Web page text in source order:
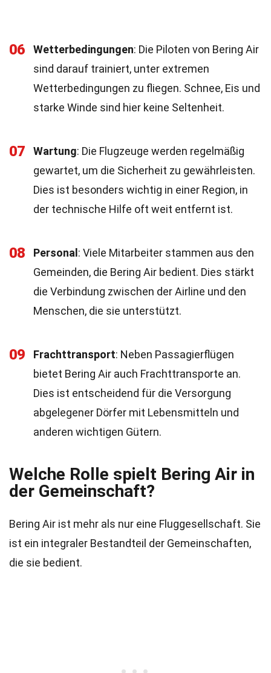
06 Wetterbedingungen: Die Piloten von Bering Air
sind darauf trainiert, unter extremen
Wetterbedingungen zu fliegen. Schnee, Eis und
starke Winde sind hier keine Seltenheit.
07 Wartung: Die Flugzeuge werden regelmäßig
gewartet, um die Sicherheit zu gewährleisten.
Dies ist besonders wichtig in einer Region, in
der technische Hilfe oft weit entfernt ist.
08 Personal : Viele Mitarbeiter stammen aus den
Gemeinden, die Bering Air bedient. Dies stärkt
die Verbindung zwischen der Airline und den
Menschen, die sie unterstützt.
09 Frachttransport: Neben Passagierflügen
bietet Bering Air auch Frachttransporte an.
Dies ist entscheidend für die Versorgung
abgelegener Dörfer mit Lebensmitteln und
anderen wichtigen Gütern.
Welche Rolle spielt Bering Air in
der Gemeinschaft?
Bering Air ist mehr als nur eine Fluggesellschaft. Sie
ist ein integraler Bestandteil der Gemeinschaften,
die sie bedient.